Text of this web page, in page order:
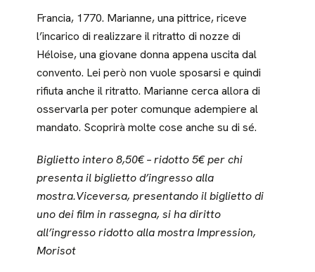
Francia, 1770. Marianne, una pittrice, riceve
l’incarico di realizzare il ritratto di nozze di
Héloise, una giovane donna appena uscita dal
convento. Lei però non vuole sposarsi e quindi
rifiuta anche il ritratto. Marianne cerca allora di
osservarla per poter comunque adempiere al
mandato. Scoprirà molte cose anche su di sé.
Biglietto intero 8,50€ – ridotto 5€ per chi
presenta il biglietto d’ingresso alla
mostra.Viceversa, presentando il biglietto di
uno dei film in rassegna, si ha diritto
all’ingresso ridotto alla mostra Impression,
Morisot